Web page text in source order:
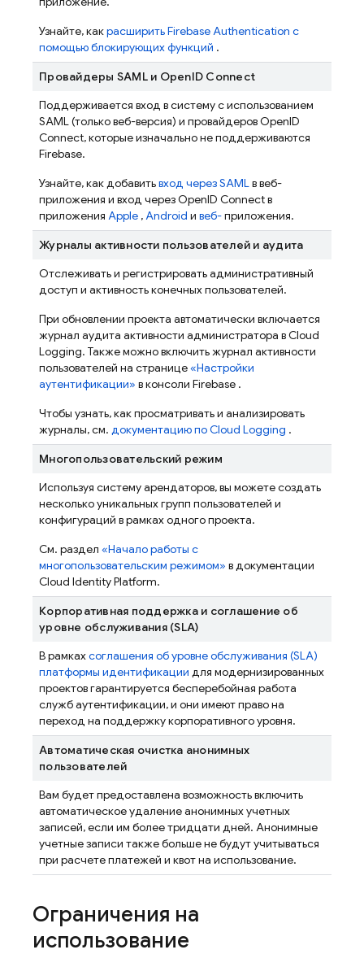
Узнайте, какрасширитьFirebase Authentication с
помощью блокирующих функций .
Провайдеры SAML и OpenID Connect
Поддерживается вход в систему с использованием
SAML (только веб-версия) и провайдеров OpenID
Connect, которые изначально не поддерживаются
Firebase.
Узнайте, как добавитьвход через SAMLв веб-
приложения и вход через OpenID Connect в
приложения Apple ,Android и веб-приложения.
Журналы активности пользователей и аудита
Отслеживать и регистрировать административный
доступ и активность конечных пользователей.
При обновлении проекта автоматически включается
журнал аудита активности администратора в Cloud
Logging. Также можно включить журнал активности
пользователей на странице«Настройки
аутентификации» в консоли Firebase .
Чтобы узнать, как просматривать и анализировать
журналы, см. документацию по Cloud Logging .
Многопользовательский режим
Используя систему арендаторов, вы можете создать
несколько уникальных групп пользователей и
конфигураций в рамках одного проекта.
См. раздел «Начало работы с
многопользовательским режимом» в документации
Cloud Identity Platform.
Корпоративная поддержка и соглашение об
уровне обслуживания (SLA)
В рамкахсоглашения об уровне обслуживания (SLA)
платформы идентификации для модернизированных
проектов гарантируется бесперебойная работа
служб аутентификации, и они имеют право на
переход на поддержку корпоративного уровня.
Автоматическая очистка анонимных
пользователей
Вам будет предоставлена ​​возможность включить
автоматическое удаление анонимных учетных
записей, если им более тридцати дней. Анонимные
учетные записи также больше не будут учитываться
при расчете платежей и квот на использование.
Ограничения на
использование